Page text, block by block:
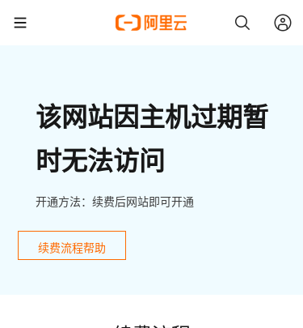
该网站因主机过期暂
时无法访问
开通方法：续费后网站即可开通
续费流程帮助